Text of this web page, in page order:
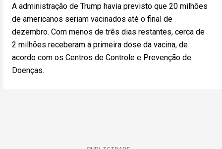
A administração de Trump havia previsto que 20 milhões
de americanos seriam vacinados até o final de
dezembro. Com menos de três dias restantes, cerca de
2 milhões receberam a primeira dose da vacina, de
acordo com os Centros de Controle e Prevenção de
Doenças.